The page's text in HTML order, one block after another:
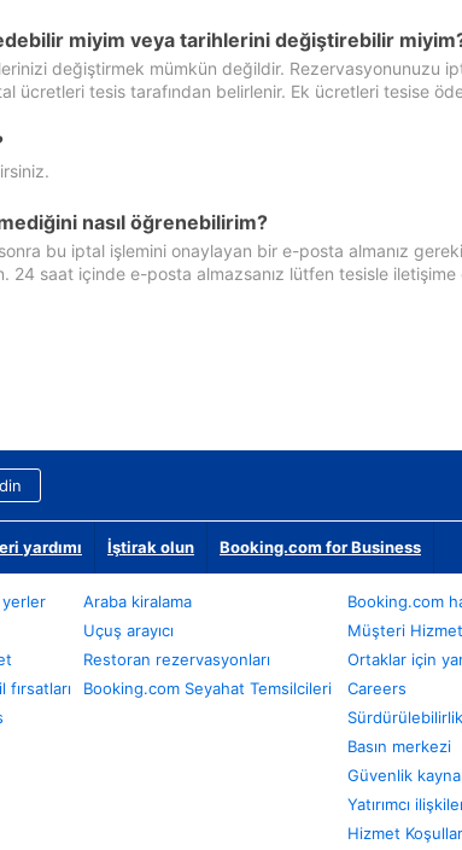
miyim veya tarihlerini değiştirebilir
değiştirmek mümkün değildir. Rezervasyonunuzu
ücretleri tesis tarafından belirlenir. Ek ücretleri tesise
nasıl öğrenebilirim?
bu iptal işlemini onaylayan bir e-posta almanız
24 saat içinde e-posta almazsanız lütfen tesisle
yardımı İştirak olun Booking.com for Business
yerler
Araba kiralama
Uçuş arayıcı
Restoran rezervasyonları
Booking.com Seyahat Temsilcileri
Booking.com
Müşteri
Ortaklar için
Careers
Sürdürülebilirlik
Basın merkezi
Güvenlik
Yatırımcı
Hizmet